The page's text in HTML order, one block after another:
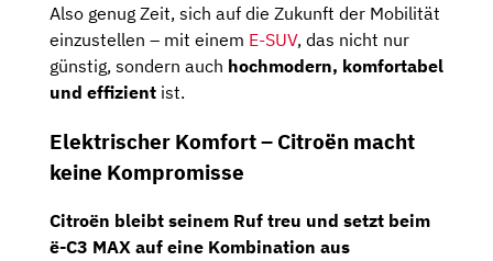
Also genug Zeit, sich auf die Zukunft der Mobilität
einzustellen – mit einem E-SUV, das nicht nur
günstig, sondern auch hochmodern, komfortabel
und effizient ist.
Elektrischer Komfort – Citroën macht
keine Kompromisse
Citroën bleibt seinem Ruf treu und setzt beim
ë-C3 MAX auf eine Kombination aus